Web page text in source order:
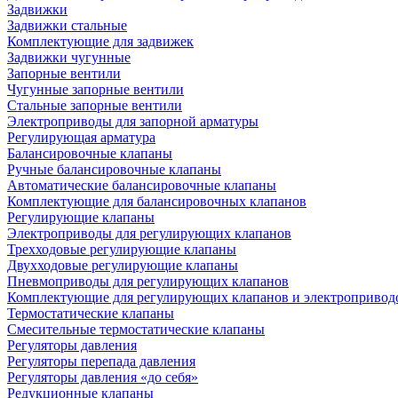
Задвижки
Задвижки стальные
Комплектующие для задвижек
Задвижки чугунные
Запорные вентили
Чугунные запорные вентили
Стальные запорные вентили
Электроприводы для запорной арматуры
Регулирующая арматура
Балансировочные клапаны
Ручные балансировочные клапаны
Автоматические балансировочные клапаны
Комплектующие для балансировочных клапанов
Регулирующие клапаны
Электроприводы для регулирующих клапанов
Трехходовые регулирующие клапаны
Двухходовые регулирующие клапаны
Пневмоприводы для регулирующих клапанов
Комплектующие для регулирующих клапанов и
Термостатические клапаны
Смесительные термостатические клапаны
Регуляторы давления
Регуляторы перепада давления
Регуляторы давления «до себя»
Редукционные клапаны